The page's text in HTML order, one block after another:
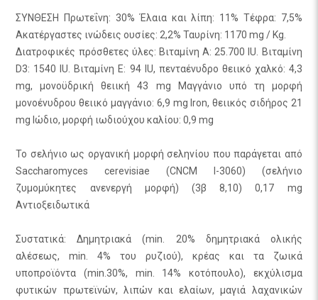
ΣΥΝΘΕΣΗ Πρωτεΐνη: 30% Έλαια και λίπη: 11% Τέφρα: 7,5%
Ακατέργαστες ινώδεις ουσίες: 2,2% Ταυρίνη: 1170 mg / Kg.
Διατροφικές πρόσθετες ύλες: Βιταμίνη Α: 25.700 IU. Βιταμίνη
D3: 1540 IU. Βιταμίνη Ε: 94 IU, πενταένυδρο θειικό χαλκό: 4,3
mg, μονοϋδρική θειική 43 mg Μαγγάνιο υπό τη μορφή
μονοένυδρου θειικό μαγγάνιο: 6,9 mg Iron, θειικός σιδήρος 21
mg Ιώδιο, μορφή ιωδιούχου καλίου: 0,9 mg
Το σελήνιο ως οργανική μορφή σεληνίου που παράγεται από
Saccharomyces cerevisiae (CNCM I-3060) (σελήνιο
ζυμομύκητες ανενεργή μορφή) (3β 8,10) 0,17 mg
Αντιοξειδωτικά
Συστατικά: Δημητριακά (min. 20% δημητριακά ολικής
αλέσεως, min. 4% του ρυζιού), κρέας και τα ζωικά
υποπροϊόντα (min.30%, min. 14% κοτόπουλο), εκχύλισμα
φυτικών πρωτεϊνών, λιπών και ελαίων, μαγιά λαχανικών